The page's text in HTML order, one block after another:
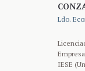
Ldo.
IESE